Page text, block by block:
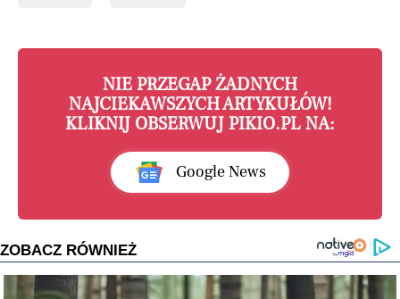
NIE PRZEGAP ŻADNYCH
NAJCIEKAWSZYCH ARTYKUŁÓW!
KLIKNIJ OBSERWUJ PIKIO.PL NA:
Google News
ZOBACZ RÓWNIEŻ